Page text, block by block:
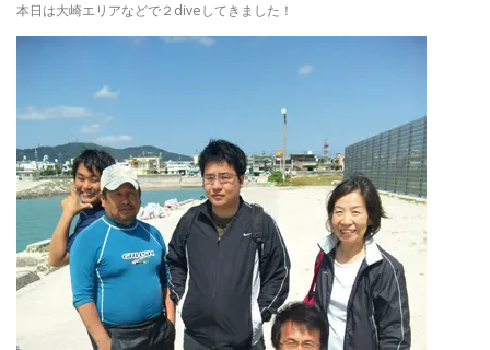
本日は大崎エリアなどで２diveしてきました！